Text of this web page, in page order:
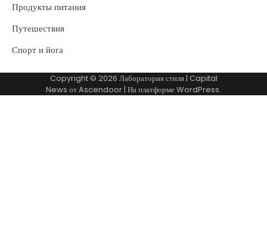
Продукты питания
Путешествия
Спорт и йога
Copyright © 2026 Лаборатория стиля| Capital
News отAscendoor | На платформеWordPress.